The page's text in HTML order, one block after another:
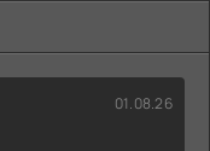
01.08.26